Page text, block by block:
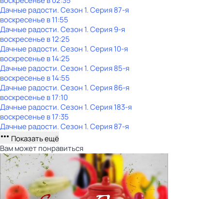
Дачные радости. Сезон 1. Серия 87-я
воскресенье в11:55
Дачные радости. Сезон 1. Серия 9-я
воскресенье в12:25
Дачные радости. Сезон 1. Серия 10-я
воскресенье в14:25
Дачные радости. Сезон 1. Серия 85-я
воскресенье в14:55
Дачные радости. Сезон 1. Серия 86-я
воскресенье в17:10
Дачные радости. Сезон 1. Серия 183-я
воскресенье в17:35
Дачные радости. Сезон 1. Серия 87-я
Показать ещё
Вам может понравиться